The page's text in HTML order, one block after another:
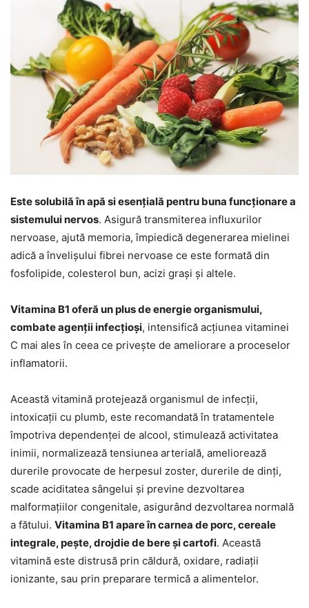
Este solubilă în apă si esențială pentru buna funcționare a
sistemului nervos. Asigură transmiterea influxurilor
nervoase, ajută memoria, împiedică degenerarea mielinei
adică a învelișului fibrei nervoase ce este formată din
fosfolipide, colesterol bun, acizi grași și altele.
Vitamina B1 oferă un plus de energie organismului,
combate agenții infecțioși, intensifică acțiunea vitaminei
C mai ales în ceea ce privește de ameliorare a proceselor
inflamatorii.
Această vitamină protejează organismul de infecții,
intoxicații cu plumb, este recomandată în tratamentele
împotriva dependenței de alcool, stimulează activitatea
inimii, normalizează tensiunea arterială, ameliorează
durerile provocate de herpesul zoster, durerile de dinți,
scade aciditatea sângelui și previne dezvoltarea
malformațiilor congenitale, asigurând dezvoltarea normală
a fătului. Vitamina B1 apare în carnea de porc, cereale
integrale, pește, drojdie de bere și cartofi. Această
vitamină este distrusă prin căldură, oxidare, radiații
ionizante, sau prin preparare termică a alimentelor.